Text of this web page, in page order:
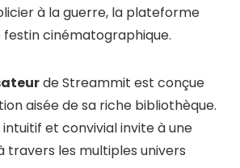
à la guerre, la plateforme
cinématographique.
de Streammit est conçue
aisée de sa riche bibliothèque.
et convivial invite à une
travers les multiples univers